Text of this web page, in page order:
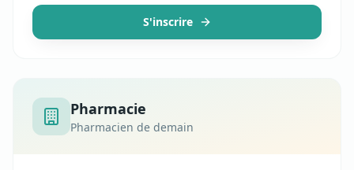
S'inscrire
Pharmacie
Pharmacien de demain